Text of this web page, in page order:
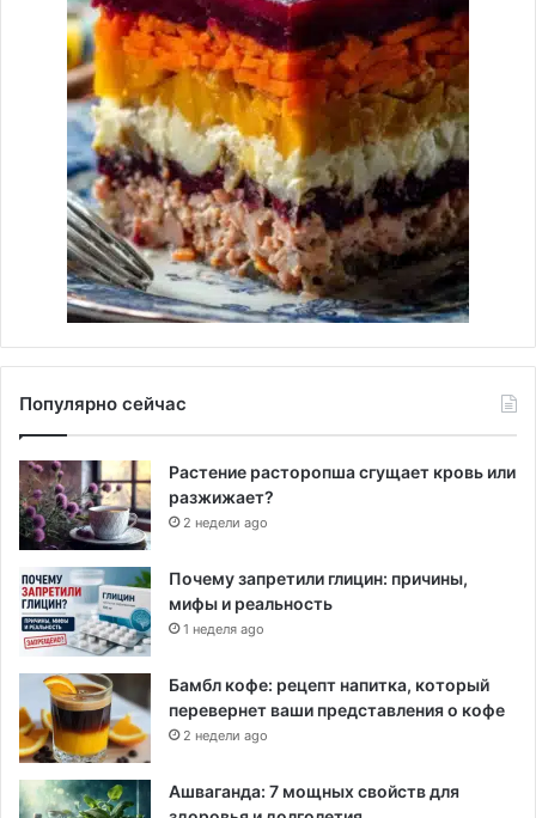
Популярно сейчас
Растение расторопша сгущает кровь или
разжижает?
2 недели ago
Почему запретили глицин: причины,
мифы и реальность
1 неделя ago
Бамбл кофе: рецепт напитка, который
перевернет ваши представления о кофе
2 недели ago
Ашваганда: 7 мощных свойств для